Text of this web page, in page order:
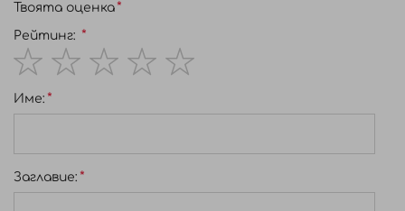
Твоята оценка
Рейтинг:
star
stars
stars
stars
stars
Име:
Заглавиe: